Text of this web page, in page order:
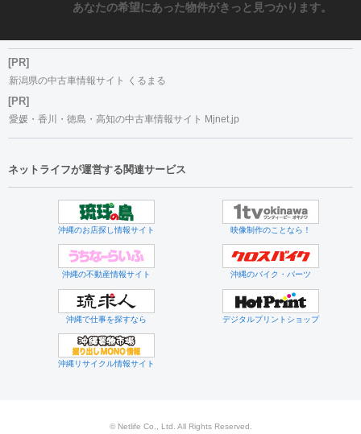
あなたの希望にあった物件がきっと見つかります。
[PR]
新潟県の中古車情報サイト くるまる
[PR]
愛媛・香川・徳島・高知の中古車情報サイト Mjnet.jp
ネットライフが運営する関連サービス
沖縄のお店探し情報サイト 映像制作のことなら！
沖縄の不動産情報サイト 沖縄のバイク・パーツ
沖縄で仕事を探すなら デジタルプリントショップ
沖縄リサイクル情報サイト
© Netlife Co., Ltd. All Rights Reserved.